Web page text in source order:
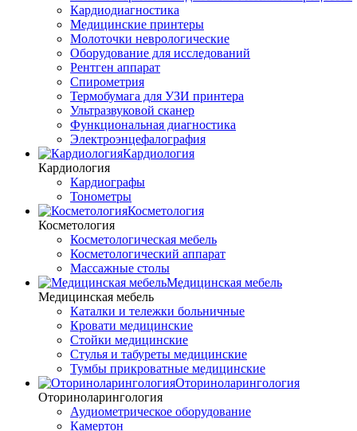
Кардиодиагностика
Медицинские принтеры
Молоточки неврологические
Оборудование для исследований
Рентген аппарат
Спирометрия
Термобумага для УЗИ принтера
Ультразвуковой сканер
Функциональная диагностика
Электроэнцефалография
Кардиология
Кардиология
Кардиографы
Тонометры
Косметология
Косметология
Косметологическая мебель
Косметологический аппарат
Массажные столы
Медицинская мебель
Медицинская мебель
Каталки и тележки больничные
Кровати медицинские
Стойки медицинские
Стулья и табуреты медицинские
Тумбы прикроватные медицинские
Оториноларингология
Оториноларингология
Аудиометрическое оборудование
Камертон